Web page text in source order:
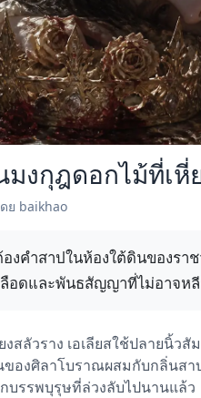
งกุฎดอกไม้ที่เหี่
ย baikhao
งคำสาปในห้องใต้ดินของรา
อดและพันธสัญญาที่ไม่อาจหลี
สลัวราง เอเลียสใช้ปลายนิ้ว
องศิลาโบราณผสมกับกลิ่นสา
บรรพบุรุษที่ล่วงลับไปนานแล้ว